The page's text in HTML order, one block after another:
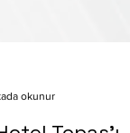
okunur